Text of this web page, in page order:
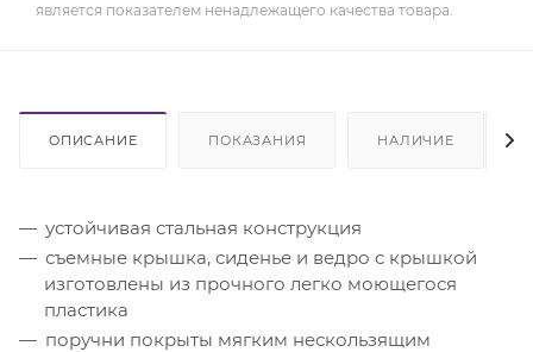
является показателем ненадлежащего качества товара.
ОПИСАНИЕ ПОКАЗАНИЯ НАЛИЧИЕ
устойчивая стальная конструкция
съемные крышка, сиденье и ведро с крышкой
изготовлены из прочного легко моющегося
пластика
поручни покрыты мягким нескользящим